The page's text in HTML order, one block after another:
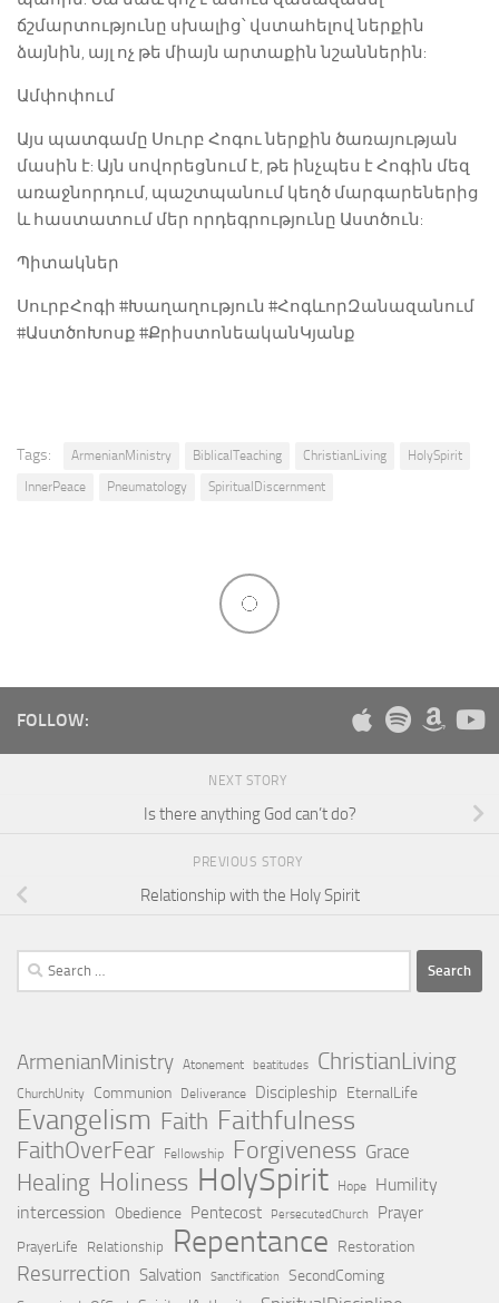
ճշմարտությունը սխալից՝ վստահելով ներքին
ձայնին, այլ ոչ թե միայն արտաքին նշաններին:
Ամփոփում
Այս պատգամը Սուրբ Հոգու ներքին ծառայության
մասին է: Այն սովորեցնում է, թե ինչպես է Հոգին մեզ
առաջնորդում, պաշտպանում կեղծ մարգարեներից
և հաստատում մեր որդեգրությունը Աստծուն:
Պիտակներ
ՍուրբՀոգի #Խաղաղություն #ՀոգևորԶանազանում
#ԱստծոԽոսք #ՔրիստոնեականԿյանք
Tags: ArmenianMinistry BiblicalTeaching ChristianLiving
HolySpirit
InnerPeace
Pneumatology SpiritualDiscernment
FOLLOW:
NEXT STORY
Is there anything God can’t do?
PREVIOUS STORY
Relationship with the Holy Spirit
Search
for:
ArmenianMinistry Atonement beatitudes ChristianLiving
ChurchUnity Communion Deliverance Discipleship EternalLife
Evangelism Faith Faithfulness
FaithOverFear Fellowship Forgiveness Grace
Healing Holiness HolySpirit Hope
Humility
intercession Obedience Pentecost PersecutedChurch Prayer
PrayerLife Relationship Repentance Restoration
Resurrection Salvation Sanctification SecondComing